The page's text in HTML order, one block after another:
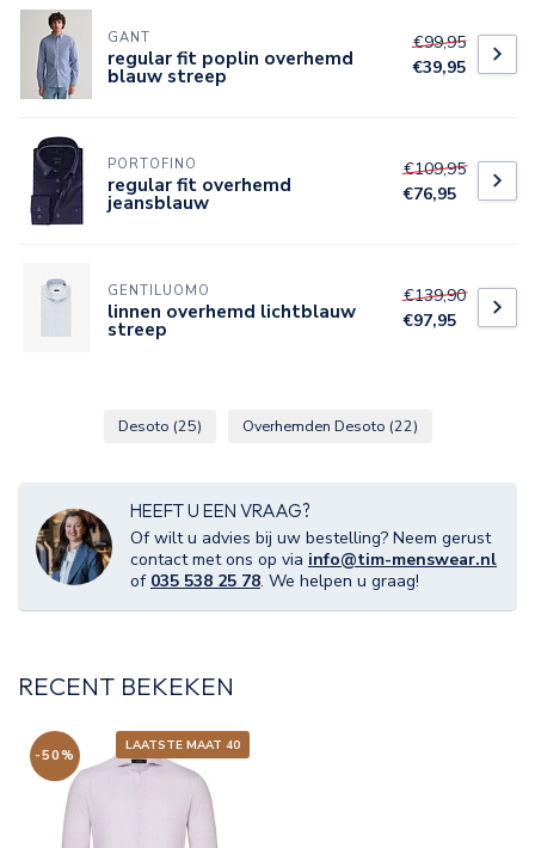
GANT
regular fit poplin overhemd
blauw streep
€99,95
€39,95
PORTOFINO
regular fit overhemd
jeansblauw
€109,95
€76,95
GENTILUOMO
linnen overhemd lichtblauw
streep
€139,90
€97,95
Desoto (25) Overhemden Desoto (22)
HEEFT U EEN VRAAG?
Of wilt u advies bij uw bestelling? Neem gerust
contact met ons op via info@tim-menswear.nl
of 035 538 25 78. We helpen u graag!
RECENT BEKEKEN
LAATSTE MAAT 40
-50%